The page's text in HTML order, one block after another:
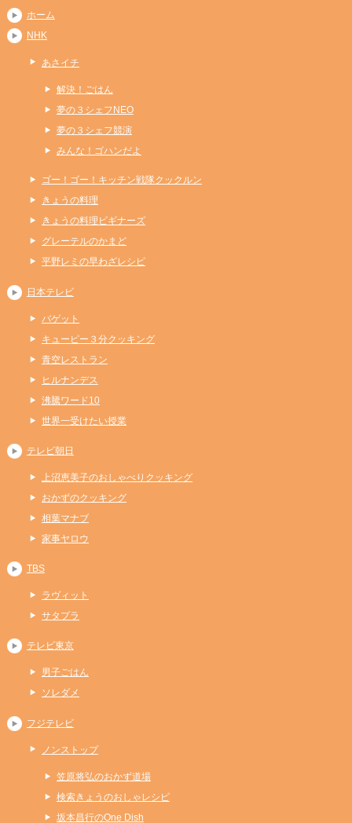
ホーム
NHK
あさイチ
解決！ごはん
夢の３シェフNEO
夢の３シェフ競演
みんな！ゴハンだよ
ゴー！ゴー！キッチン戦隊クックルン
きょうの料理
きょうの料理ビギナーズ
グレーテルのかまど
平野レミの早わざレシピ
日本テレビ
バゲット
キューピー３分クッキング
青空レストラン
ヒルナンデス
沸騰ワード10
世界一受けたい授業
テレビ朝日
上沼恵美子のおしゃべりクッキング
おかずのクッキング
相葉マナブ
家事ヤロウ
TBS
ラヴィット
サタプラ
テレビ東京
男子ごはん
ソレダメ
フジテレビ
ノンストップ
笠原将弘のおかず道場
検索きょうのおしゃレシピ
坂本昌行のOne Dish